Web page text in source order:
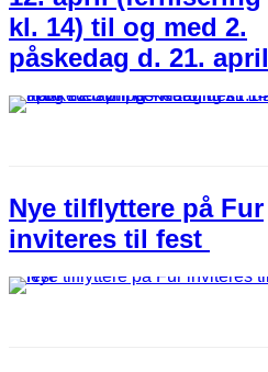
kl. 14) til og med 2.
påskedag d. 21. april
Nye tilflyttere på Fur
inviteres til fest